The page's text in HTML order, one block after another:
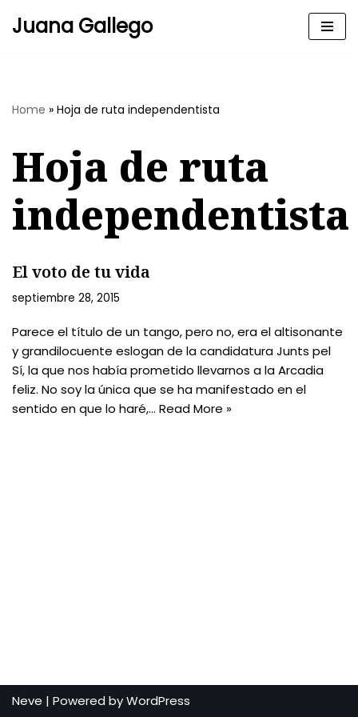
Juana Gallego
Home » Hoja de ruta independentista
Hoja de ruta
independentista
El voto de tu vida
septiembre 28, 2015
Parece el título de un tango, pero no, era el altisonante
y grandilocuente eslogan de la candidatura Junts pel
Sí, la que nos había prometido llevarnos a la Arcadia
feliz. No soy la única que se ha manifestado en el
sentido en que lo haré,… Read More »
Neve | Powered byWordPress